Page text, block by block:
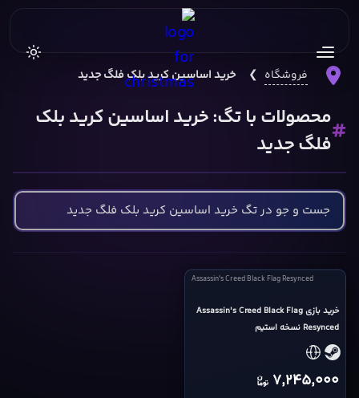
فروشگاه ❯ خرید اساسین کرید بلک فلگ جدید
محصولات با تگ: خرید اساسین کرید بلک
فلگ جدید
Assassin's
Black
Flag
Resynced
cover
Assassin's Creed Black Flag Resynced
خرید بازی Assassin's Creed Black Flag
Resynced نسخه استیم
7,245,000